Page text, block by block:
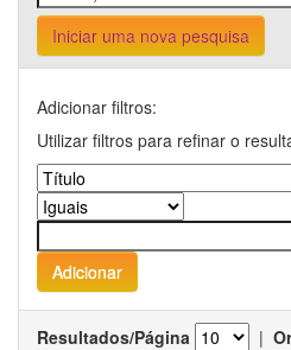
Iniciar uma nova pesquisa
Adicionar filtros:
Utilizar filtros para refinar o
Resultados/Página |